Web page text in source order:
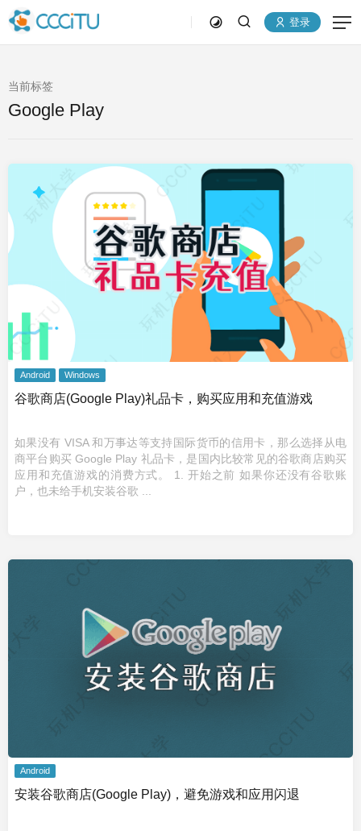
登录
当前标签
Google Play
Android Windows
谷歌商店(Google Play)礼品卡，购买应用和充值游戏
如果没有 VISA 和万事达等支持国际货币的信用卡，那么选择从电
商平台购买 Google Play 礼品卡，是国内比较常见的谷歌商店购买
应用和充值游戏的消费方式。 1. 开始之前 如果你还没有谷歌账
户，也未给手机安装谷歌 ...
Android
安装谷歌商店(Google Play)，避免游戏和应用闪退